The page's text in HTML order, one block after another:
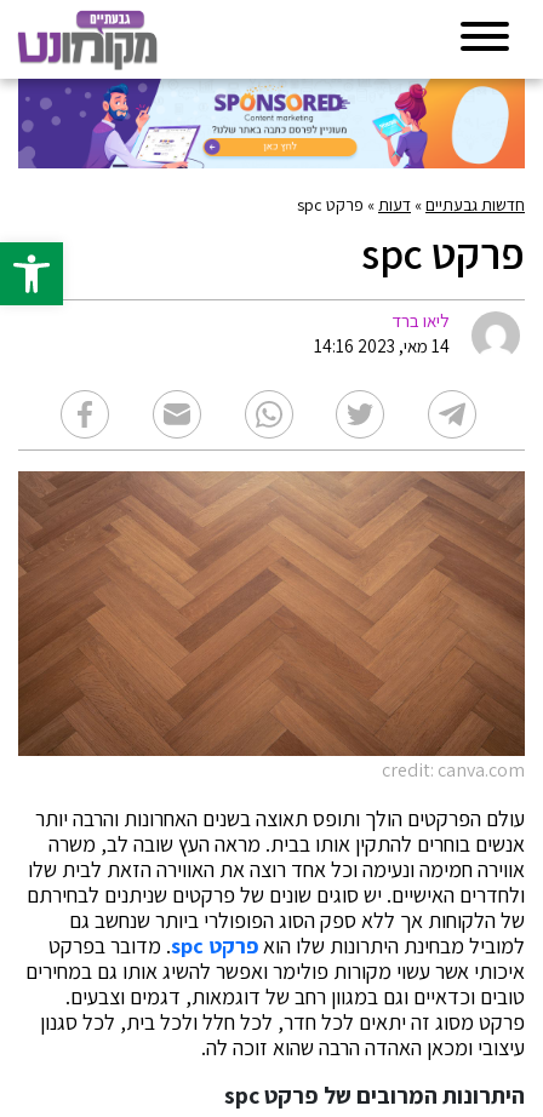
פתח
חדשות גבעתיים» דעות » פרקט spc
פרקט spc
ליאו ברד
14 מאי, 2023 14:16
credit: canva.com
עולם הפרקטים הולך ותופס תאוצה בשנים האחרונות והרבה יותר
אנשים בוחרים להתקין אותו בבית. מראה העץ שובה לב, משרה
אווירה חמימה ונעימה וכל אחד רוצה את האווירה הזאת לבית שלו
ולחדרים האישיים. יש סוגים שונים של פרקטים שניתנים לבחירתם
של הלקוחות אך ללא ספק הסוג הפופולרי ביותר שנחשב גם
למוביל מבחינת היתרונות שלו הואפרקט spc. מדובר בפרקט
איכותי אשר עשוי מקורות פולימר ואפשר להשיג אותו גם במחירים
טובים וכדאיים וגם במגוון רחב של דוגמאות, דגמים וצבעים.
פרקט מסוג זה יתאים לכל חדר, לכל חלל ולכל בית, לכל סגנון
עיצובי ומכאן האהדה הרבה שהוא זוכה לה.
היתרונות המרובים של פרקטspc